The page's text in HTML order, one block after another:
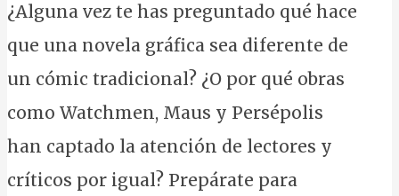
¿Alguna vez te has preguntado qué hace
que una novela gráfica sea diferente de
un cómic tradicional? ¿O por qué obras
como Watchmen, Maus y Persépolis
han captado la atención de lectores y
críticos por igual? Prepárate para